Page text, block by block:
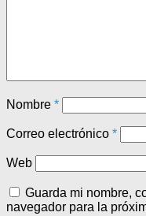
Nombre *
Correo electrónico *
Web
Guarda mi nombre,
navegador para la